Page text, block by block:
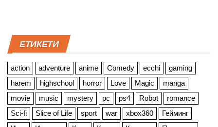
ЕТИКЕТИ
action adventure anime Comedy ecchi
gaming
harem
highschool horror Love Magic
manga
movie
music mystery pc ps4 Robot
romance
Sci-fi
Slice of Life sport war xbox360
Гейминг